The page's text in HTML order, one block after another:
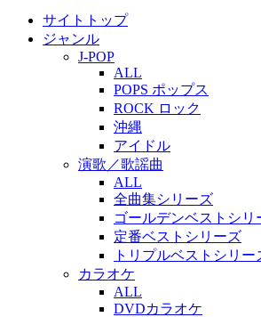
サイトトップ
ジャンル
J-POP
ALL
POPS ポップス
ROCK ロック
沖縄
アイドル
演歌／歌謡曲
ALL
全曲集シリーズ
ゴールデンベストシリ
定番ベストシリーズ
トリプルベストシリー
カラオケ
ALL
DVDカラオケ